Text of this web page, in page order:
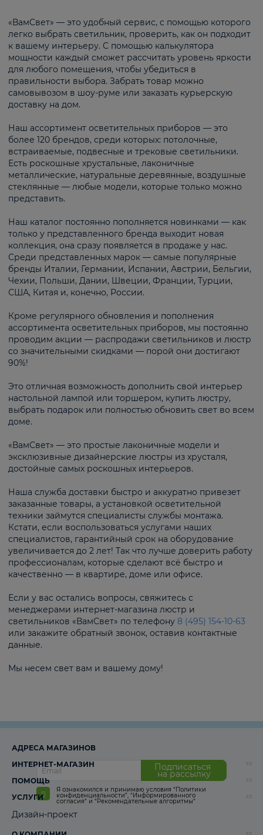
«ВамСвет» — это удобный сервис, с помощью которого
легко выбрать светильник, проверить, как он подходит
к вашему интерьеру. С помощью калькулятора
мощности каждый сможет рассчитать уровень яркости
для любого помещения, чтобы убедиться в
правильности выбора. Забрать товар можно
самовывозом в шоу-руме или заказать курьерскую
доставку на дом.
Наш ассортимент осветительных приборов — это
более 120 брендов, среди которых: потолочные,
встраиваемые, подвесные и трековые светильники.
Есть роскошные хрустальные, лаконичные
металлические, натуральные деревянные, воздушные
стеклянные — любые модели, которые только можно
представить.
Наш каталог постоянно пополняется новинками — как
только у представленного бренда выходит новая
коллекция, она сразу появляется в продаже у нас.
Среди представленных марок — самые популярные
бренды Италии, Германии, Испании, Австрии, Бельгии,
Чехии, Польши, Дании, Швеции, Франции, Турции,
США, Китая и, конечно, России.
Кроме регулярного обновления и пополнения
ассортимента осветительных приборов, мы постоянно
проводим акции — распродажи светильников и люстр
со значительными скидками — порой они достигают
90%!
Это отличная возможность дополнить свой интерьер
настольной лампой или торшером, купить люстру,
выбрать подарок или полностью обновить свет во всем
доме.
«ВамСвет» — это простые лаконичные модели и
эксклюзивные дизайнерские люстры из хрусталя,
достойные самых роскошных интерьеров.
Наша служба доставки быстро и аккуратно привезет
заказанные товары, а установкой осветительной
техники займутся специалисты службы монтажа.
Кстати, если воспользоваться услугами наших
специалистов, гарантийный срок на оборудование
увеличивается до 2 лет! Так что лучше доверить работу
профессионалам, которые сделают всё быстро и
качественно — в квартире, доме или офисе.
Если у вас остались вопросы, свяжитесь с
менеджерами интернет-магазина люстр и
светильников «ВамСвет» по телефону 8 (495) 154-10-63
или закажите обратный звонок, оставив контактные
данные.
Мы несем свет вам и вашему дому!
Подписаться
на рассылку
Я ознакомился и принимаю условия “Политики
конфиденциальности”, “Информированного
согласия“ и “Рекомендательные алгоритмы“
АДРЕСА МАГАЗИНОВ
ИНТЕРНЕТ-МАГАЗИН
ПОМОЩЬ
УСЛУГИ
Дизайн-проект